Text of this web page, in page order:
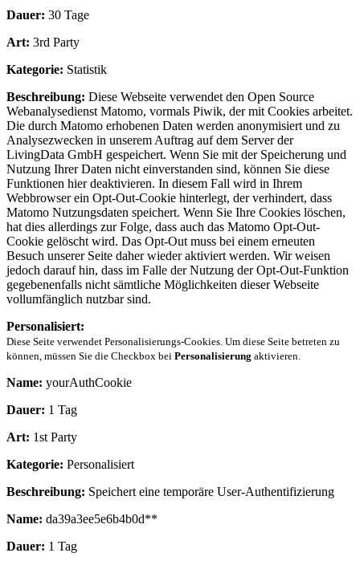
Dauer: 30 Tage
Art: 3rd Party
Kategorie: Statistik
Beschreibung: Diese Webseite verwendet den Open Source
Webanalysedienst Matomo, vormals Piwik, der mit Cookies arbeitet.
Die durch Matomo erhobenen Daten werden anonymisiert und zu
Analysezwecken in unserem Auftrag auf dem Server der
LivingData GmbH gespeichert. Wenn Sie mit der Speicherung und
Nutzung Ihrer Daten nicht einverstanden sind, können Sie diese
Funktionen hier deaktivieren. In diesem Fall wird in Ihrem
Webbrowser ein Opt-Out-Cookie hinterlegt, der verhindert, dass
Matomo Nutzungsdaten speichert. Wenn Sie Ihre Cookies löschen,
hat dies allerdings zur Folge, dass auch das Matomo Opt-Out-
Cookie gelöscht wird. Das Opt-Out muss bei einem erneuten
Besuch unserer Seite daher wieder aktiviert werden. Wir weisen
jedoch darauf hin, dass im Falle der Nutzung der Opt-Out-Funktion
gegebenenfalls nicht sämtliche Möglichkeiten dieser Webseite
vollumfänglich nutzbar sind.
Personalisiert:
Diese Seite verwendet Personalisierungs-Cookies. Um diese Seite betreten zu
können, müssen Sie die Checkbox bei Personalisierung aktivieren.
Name: yourAuthCookie
Dauer: 1 Tag
Art: 1st Party
Kategorie: Personalisiert
Beschreibung: Speichert eine temporäre User-Authentifizierung
Name: da39a3ee5e6b4b0d**
Dauer: 1 Tag